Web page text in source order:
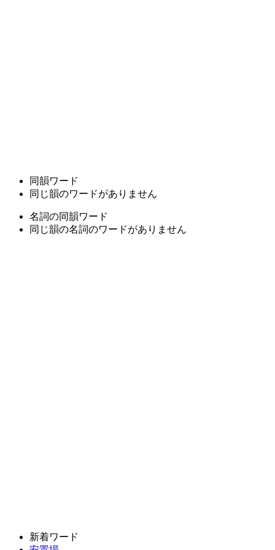
同韻ワード
同じ韻のワードがありません
名詞の同韻ワード
同じ韻の名詞のワードがありません
新着ワード